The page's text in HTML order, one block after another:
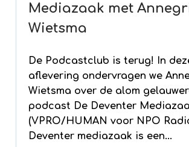
Mediazaak met
Wietsma
De Podcastclub is terug! In
aflevering ondervragen we
Wietsma over de alom
podcast De Deventer
(VPRO/HUMAN voor NPO
Deventer mediazaak is een...